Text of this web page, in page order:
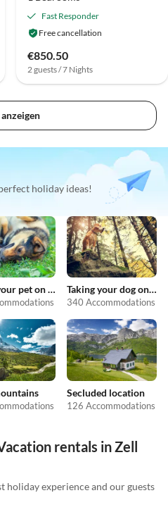
Fast Responder
Free cancellation
€850.50
2 guests / 7 Nights
holiday ideas!
Taking your pet on holiday Taking your dog on holiday
340 Accommodations
Secluded location
126 Accommodations
rentals in Zell
holiday experience and our guests